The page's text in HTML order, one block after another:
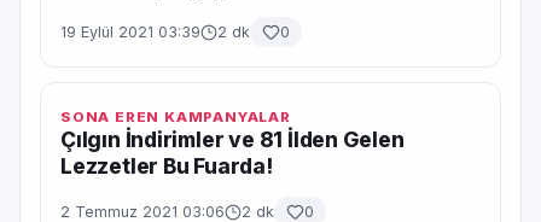
19 Eylül 2021 03:39 2 dk 0
SONA EREN KAMPANYALAR
Çılgın İndirimler ve 81 İlden Gelen
Lezzetler Bu Fuarda!
2 Temmuz 2021 03:06 2 dk 0